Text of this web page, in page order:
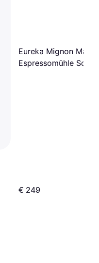
Eureka Mignon
Espressomühle
€ 249